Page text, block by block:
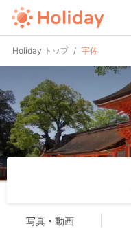
Holiday トップ 宇佐
写真・動画